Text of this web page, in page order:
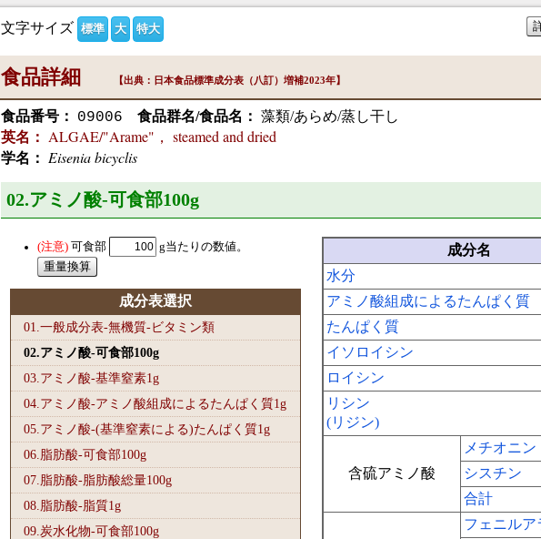
文字サイズ 標準 大 特大
食品詳細 【出典：日本食品標準成分表（八訂）増補2023年】
食品番号： 09006 食品群名/食品名： 藻類/あらめ/蒸し干し
英名：
ALGAE/"Arame"， steamed and dried
学名： Eisenia bicyclis
02.アミノ酸-可食部100g
可食部 g当たりの数値。
成分表選択
01.一般成分表-無機質-ビタミン類
02.アミノ酸-可食部100g
03.アミノ酸-基準窒素1g
04.アミノ酸-アミノ酸組成によるたんぱく質1g
05.アミノ酸-(基準窒素による)たんぱく質1g
06.脂肪酸-可食部100g
07.脂肪酸-脂肪酸総量100g
08.脂肪酸-脂質1g
09.炭水化物-可食部100g
成分名
水分
アミノ酸組成によるたんぱく質
たんぱく質
イソロイシン
ロイシン
リシン
(リジン)
含硫アミノ酸
メチオニン
シスチン
合計
フェニルア